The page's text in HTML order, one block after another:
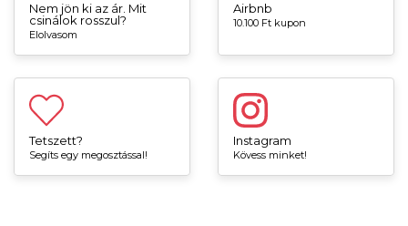
Nem jön ki az ár. Mit
csinálok rosszul?
Elolvasom
Airbnb
10.100 Ft kupon
Tetszett?
Segíts egy megosztással!
Instagram
Kövess minket!